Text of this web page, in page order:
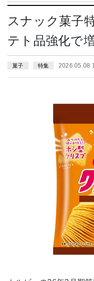
スナック菓子
テト品強化で
菓子 特集 2026.05.08